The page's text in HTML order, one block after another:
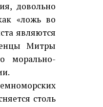
довольно
«ложь во
являются
Митры
морально-
столь